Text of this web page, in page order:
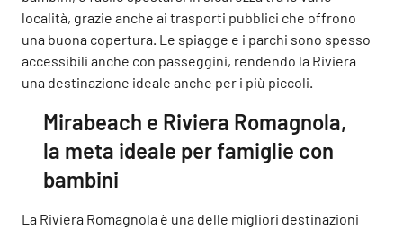
località, grazie anche ai trasporti pubblici che offrono
una buona copertura. Le spiagge e i parchi sono spesso
accessibili anche con passeggini, rendendo la Riviera
una destinazione ideale anche per i più piccoli.
Mirabeach e Riviera Romagnola,
la meta ideale per famiglie con
bambini
La Riviera Romagnola è una delle migliori destinazioni